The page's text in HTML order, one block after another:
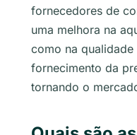
fornecedores de
uma melhora na
como na
fornecimento da
tornando o